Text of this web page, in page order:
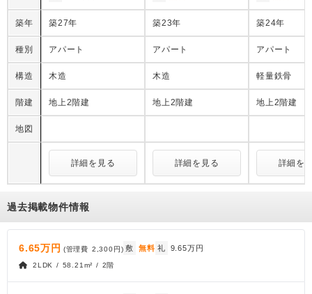
築年 築27年 築23年 築24年
種別 アパート アパート アパート
構造 木造 木造 軽量鉄骨
階建 地上2階建 地上2階建 地上2階建
地図
詳細を見る 詳細を見る 詳細を
過去掲載物件情報
6.65万円 (管理費 2,300円) 敷 無料 礼 9.65万円
2LDK / 58.21m² / 2階